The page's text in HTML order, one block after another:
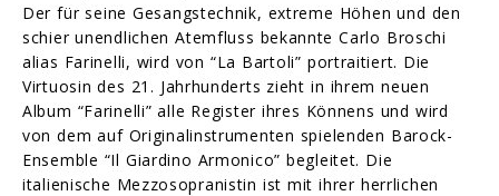
Der für seine Gesangstechnik, extreme Höhen und den
schier unendlichen Atemfluss bekannte Carlo Broschi
alias Farinelli, wird von “La Bartoli” portraitiert. Die
Virtuosin des 21. Jahrhunderts zieht in ihrem neuen
Album “Farinelli” alle Register ihres Könnens und wird
von dem auf Originalinstrumenten spielenden Barock-
Ensemble “Il Giardino Armonico” begleitet. Die
italienische Mezzosopranistin ist mit ihrer herrlichen